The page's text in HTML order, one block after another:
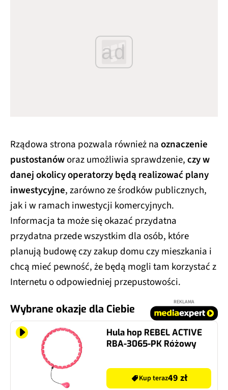
ad
Rządowa strona pozwala również naoznaczenie
pustostanóworaz umożliwia sprawdzenie,czy w
danej okolicy operatorzy będą realizować plany
inwestycyjne, zarówno ze środków publicznych,
jak i w ramach inwestycji komercyjnych.
Informacja ta może się okazać przydatna
przydatna przede wszystkim dla osób, które
planują budowę czy zakup domu czy mieszkania i
chcą mieć pewność, że będą mogli tam korzystać z
Internetu o odpowiedniej przepustowości.
Wybrane okazje dla Ciebie
REKLAMA
Hula hop REBEL ACTIVE
RBA-3065-PK Różowy
Kup teraz49 zł